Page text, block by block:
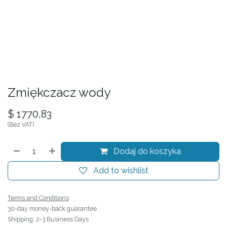
Zmiękczacz wody
$ 1770,83
(Bez VAT)
Dodaj do koszyka
Add to wishlist
Terms and Conditions
30-day money-back guarantee
Shipping: 2-3 Business Days